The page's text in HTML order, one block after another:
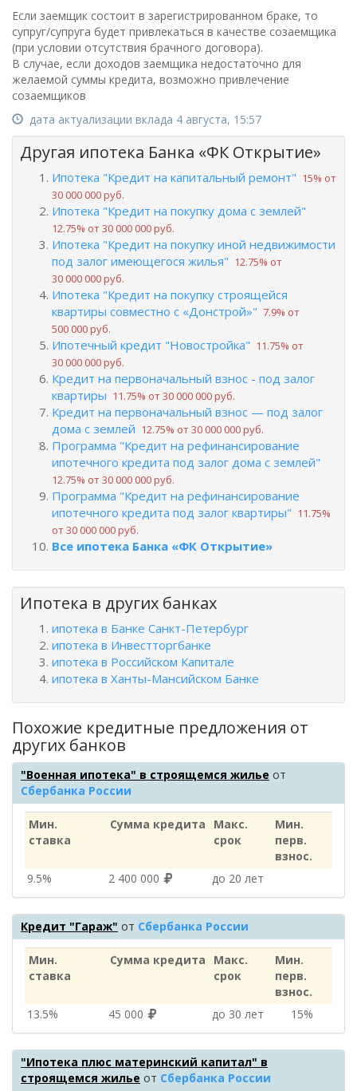
Если заемщик состоит в зарегистрированном браке, то
супруг/супруга будет привлекаться в качестве созаемщика
(при условии отсутствия брачного договора).
В случае, если доходов заемщика недостаточно для
желаемой суммы кредита, возможно привлечение
созаемщиков
дата актуализации вклада 4 августа, 15:57
Другая ипотека Банка «ФК Открытие»
Ипотека "Кредит на капитальный ремонт" 15% от
30 000 000 руб.
Ипотека "Кредит на покупку дома с землей"
12.75% от 30 000 000 руб.
Ипотека "Кредит на покупку иной недвижимости
под залог имеющегося жилья" 12.75% от
30 000 000 руб.
Ипотека "Кредит на покупку строящейся
квартиры совместно с «Донстрой»" 7.9% от
500 000 руб.
Ипотечный кредит "Новостройка" 11.75% от
30 000 000 руб.
Кредит на первоначальный взнос - под залог
квартиры 11.75% от 30 000 000 руб.
Кредит на первоначальный взнос — под залог
дома с землей 12.75% от 30 000 000 руб.
Программа "Кредит на рефинансирование
ипотечного кредита под залог дома с землей"
12.75% от 30 000 000 руб.
Программа "Кредит на рефинансирование
ипотечного кредита под залог квартиры" 11.75%
от 30 000 000 руб.
Все ипотека Банка «ФК Открытие»
Ипотека в других банках
ипотека в Банке Санкт-Петербург
ипотека в Инвестторгбанке
ипотека в Российском Капитале
ипотека в Ханты-Мансийском Банке
Похожие кредитные предложения от
других банков
"Военная ипотека" в строящемся жилье от
Сбербанка России
Мин.
ставка
Сумма кредита
Макс.
срок
Мин.
перв.
взнос.
9.5%
2 400 000 до 20 лет
Кредит "Гараж" от Сбербанка России
Мин.
ставка
Сумма кредита
Макс.
срок
Мин.
перв.
взнос.
13.5%
45 000 до 30 лет 15%
"Ипотека плюс материнский капитал" в
строящемся жилье от Сбербанка России